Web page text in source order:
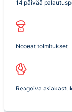
14 päivää
Nopeat toimitukset
Reagoiva